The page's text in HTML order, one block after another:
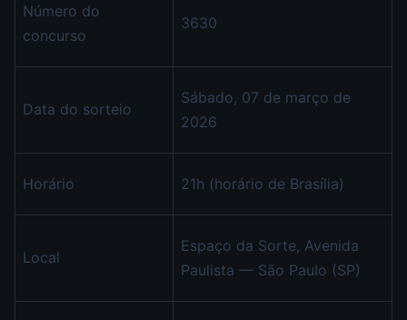
Número do
concurso
3630
Data do sorteio
Sábado, 07 de março de
2026
Horário 21h (horário de Brasília)
Local
Espaço da Sorte, Avenida
Paulista — São Paulo (SP)